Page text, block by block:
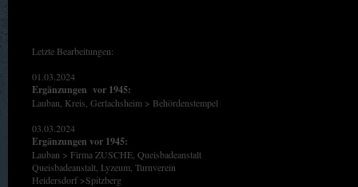
Letzte Bearbeitungen:
01.03.2024
Ergänzungen vor 1945:
Lauban, Kreis, Gerlachsheim > Behördenstempel
03.03.2024
Ergänzungen vor 1945:
Lauban > Firma ZUSCHE, Queisbadeanstalt
Queisbadeanstalt, Lyzeum, Turnverein
Heidersdorf >Spitzberg